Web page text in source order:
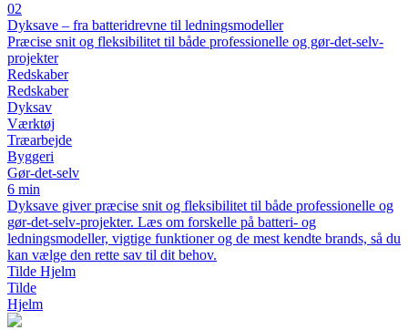
02
Dyksave – fra batteridrevne til ledningsmodeller
Præcise snit og fleksibilitet til både professionelle og gør-det-selv-
projekter
Redskaber
Redskaber
Dyksav
Værktøj
Træarbejde
Byggeri
Gør-det-selv
6 min
Dyksave giver præcise snit og fleksibilitet til både professionelle og
gør-det-selv-projekter. Læs om forskelle på batteri- og
ledningsmodeller, vigtige funktioner og de mest kendte brands, så du
kan vælge den rette sav til dit behov.
Tilde Hjelm
Tilde
Hjelm